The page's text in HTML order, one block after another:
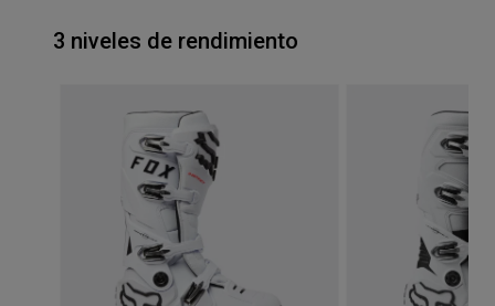
3 niveles de rendimiento